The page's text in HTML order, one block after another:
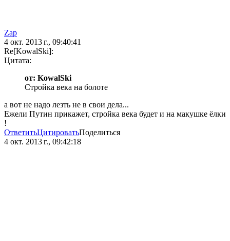
Zap
4 окт. 2013 г., 09:40:41
Re[KowalSki]:
Цитата:
от: KowalSki
Стройка века на болоте
а вот не надо лезть не в свои дела...
Ежели Путин прикажет, стройка века будет и на макушке ёлки
!
ОтветитьЦитироватьПоделиться
4 окт. 2013 г., 09:42:18